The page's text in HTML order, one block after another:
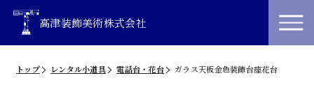
高津装飾美術株式会社
トップ レンタル小道具 電話台・花台 ガラス天板金色装飾台座花台